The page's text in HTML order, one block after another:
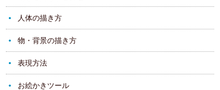
人体の描き方
物・背景の描き方
表現方法
お絵かきツール